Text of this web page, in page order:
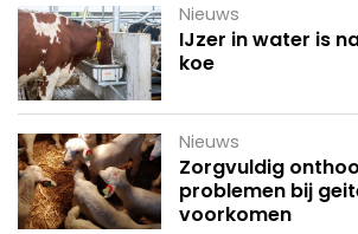
Nieuws
IJzer in water is
koe
Nieuws
Zorgvuldig
problemen bij
voorkomen